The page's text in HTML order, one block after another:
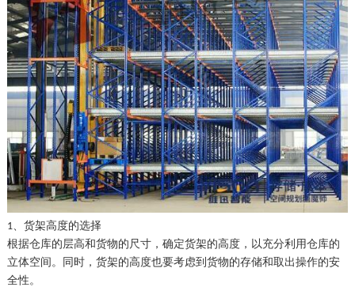
1、 货架高度的选择
根据仓库的层高和货物的尺寸，确定货架的高度，以充分利用仓库的
立体空间。同时，货架的高度也要考虑到货物的存储和取出操作的安
全性。